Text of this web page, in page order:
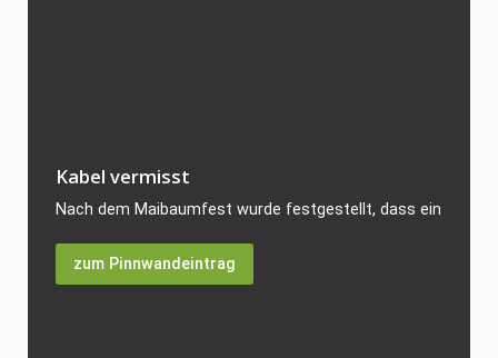
Kabel vermisst
Nach dem Maibaumfest wurde festgestellt, dass ein
zum Pinnwandeintrag